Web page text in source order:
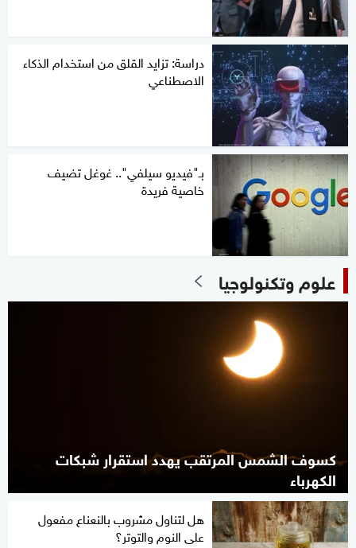
دراسة: تزايد القلق من استخدام الذكاء
الاصطناعي
بـ"فيديو سيلفي".. غوغل تضيف
خاصية فريدة
علوم وتكنولوجيا
كسوف الشمس المرتقب يهدد استقرار شبكات
الكهرباء
هل لتناول مشروب بالنعناع مفعول
على النوم والتوتر؟